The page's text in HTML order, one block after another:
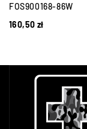
FOS900168-86W
160,50 zł